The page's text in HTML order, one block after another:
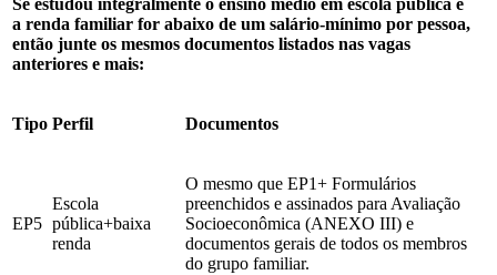
Se estudou integralmente o ensino médio em escola pública e
a renda familiar for abaixo de um salário-mínimo por pessoa,
então junte os mesmos documentos listados nas vagas
anteriores e mais:
Tipo Perfil Documentos
EP5
Escola
pública+baixa
renda
O mesmo que EP1+ Formulários
preenchidos e assinados para Avaliação
Socioeconômica (ANEXO III) e
documentos gerais de todos os membros
do grupo familiar.